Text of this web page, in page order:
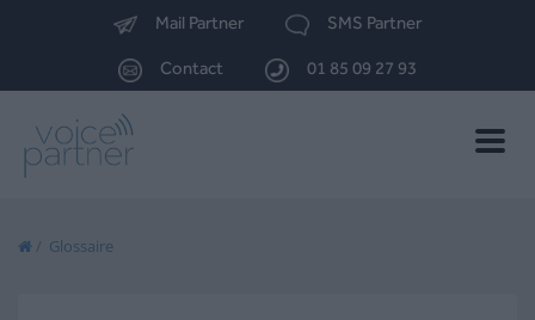
Mail Partner SMS Partner
Contact 01 85 09 27 93
Toggle
/ Glossaire